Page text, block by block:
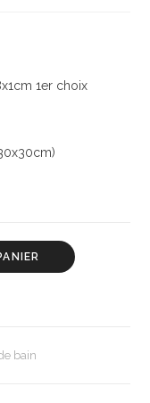
1er choix
bain